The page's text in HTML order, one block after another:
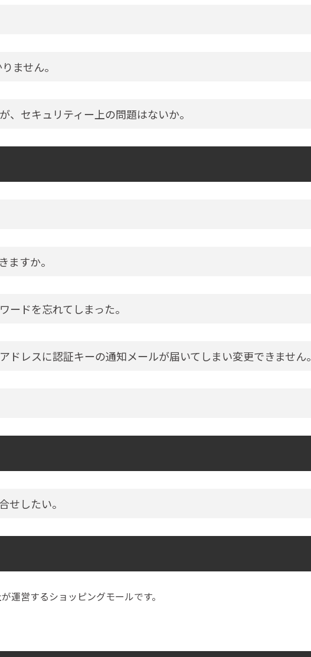
ません。
、セキュリティー上の問題はないか。
ますか。
ードを忘れてしまった。
ドレスに認証キーの通知メールが届いてしまい変更できません。
せしたい。
運営するショッピングモールです。